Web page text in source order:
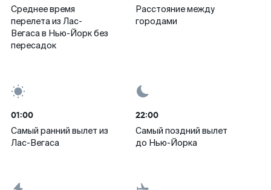
Среднее время
перелета из Лас-
Вегаса в Нью-Йорк без
пересадок
Расстояние между
городами
01:00
Самый ранний вылет из
Лас-Вегаса
22:00
Самый поздний вылет
до Нью-Йорка